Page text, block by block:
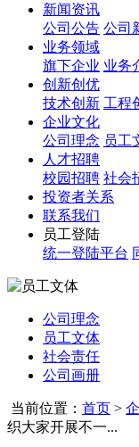
新闻资讯
公司公告 公司
业务领域
旗下企业 业务
创新创优
技术创新 工程
企业文化
公司理念 员工
人才招聘
校园招聘 社会
投资者关系
联系我们
员工登陆
统一登陆平台
公司理念
员工文体
社会责任
公司画册
当前位置： 首页 >
织大家开展不一...